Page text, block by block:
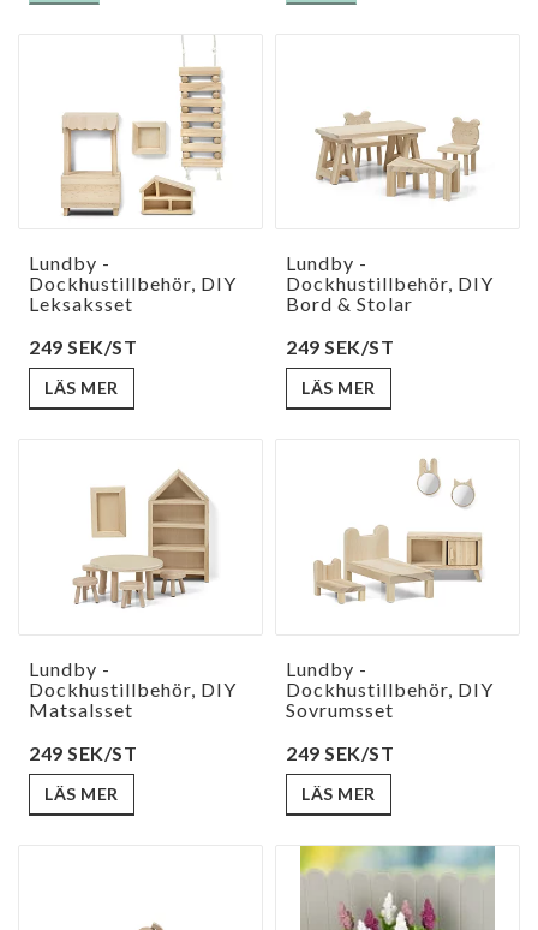
Lundby -
Dockhustillbehör, DIY
Leksaksset
249 SEK/ST
LÄS MER
Lundby -
Dockhustillbehör, DIY
Bord & Stolar
249 SEK/ST
LÄS MER
Lundby -
Dockhustillbehör, DIY
Matsalsset
249 SEK/ST
LÄS MER
Lundby -
Dockhustillbehör, DIY
Sovrumsset
249 SEK/ST
LÄS MER